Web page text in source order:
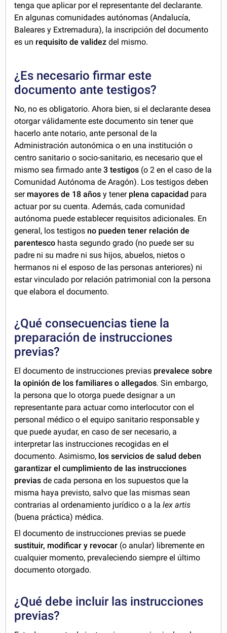
tenga que aplicar por el representante del declarante.
En algunas comunidades autónomas (Andalucía,
Baleares y Extremadura), la inscripción del documento
es un requisito de validez del mismo.
¿Es necesario firmar este
documento ante testigos?
No, no es obligatorio. Ahora bien, si el declarante desea
otorgar válidamente este documento sin tener que
hacerlo ante notario, ante personal de la
Administración autonómica o en una institución o
centro sanitario o socio-sanitario, es necesario que el
mismo sea firmado ante3 testigos (o 2 en el caso de la
Comunidad Autónoma de Aragón). Los testigos deben
ser mayores de 18 años y tener plena capacidad para
actuar por su cuenta. Además, cada comunidad
autónoma puede establecer requisitos adicionales. En
general, los testigos no pueden tener relación de
parentesco hasta segundo grado (no puede ser su
padre ni su madre ni sus hijos, abuelos, nietos o
hermanos ni el esposo de las personas anteriores) ni
estar vinculado por relación patrimonial con la persona
que elabora el documento.
¿Qué consecuencias tiene la
preparación de instrucciones
previas?
El documento de instrucciones previas prevalece sobre
la opinión de los familiares o allegados. Sin embargo,
la persona que lo otorga puede designar a un
representante para actuar como interlocutor con el
personal médico o el equipo sanitario responsable y
que puede ayudar, en caso de ser necesario, a
interpretar las instrucciones recogidas en el
documento. Asimismo, los servicios de salud deben
garantizar el cumplimiento de las instrucciones
previas de cada persona en los supuestos que la
misma haya previsto, salvo que las mismas sean
contrarias al ordenamiento jurídico o a lalex artis
(buena práctica) médica.
El documento de instrucciones previas se puede
sustituir, modificar y revocar (o anular) libremente en
cualquier momento, prevaleciendo siempre el último
documento otorgado.
¿Qué debe incluir las instrucciones
previas?